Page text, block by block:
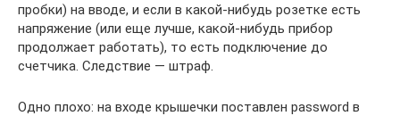
пробки) на вводе, и если в какой-нибудь розетке есть
напряжение (или еще лучше, какой-нибудь прибор
продолжает работать), то есть подключение до
счетчика. Следствие — штраф.
Одно плохо: на входе крышечки поставлен password в